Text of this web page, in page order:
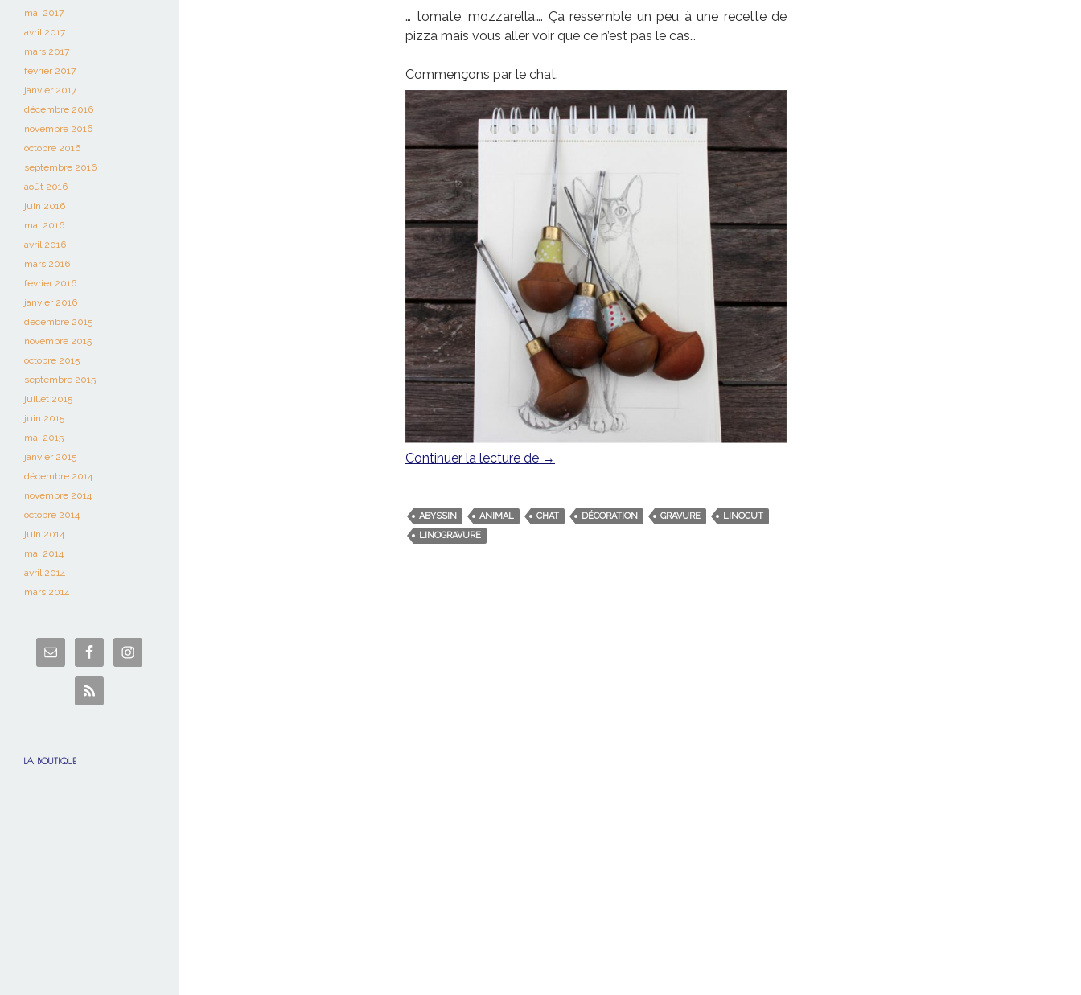
… tomate, mozzarella…. Ça ressemble un peu à une recette de
pizza mais vous aller voir que ce n’est pas le cas…
Commençons par le chat.
Continuer la lecture de Chat, moutarde, bleu …
→
ABYSSIN ANIMAL CHAT DÉCORATION GRAVURE
LINOCUT
LINOGRAVURE
mai 2017
avril 2017
mars 2017
février 2017
janvier 2017
décembre 2016
novembre 2016
octobre 2016
septembre 2016
août 2016
juin 2016
mai 2016
avril 2016
mars 2016
février 2016
janvier 2016
décembre 2015
novembre 2015
octobre 2015
septembre 2015
juillet 2015
juin 2015
mai 2015
janvier 2015
décembre 2014
novembre 2014
octobre 2014
juin 2014
mai 2014
avril 2014
mars 2014
LA BOUTIQUE